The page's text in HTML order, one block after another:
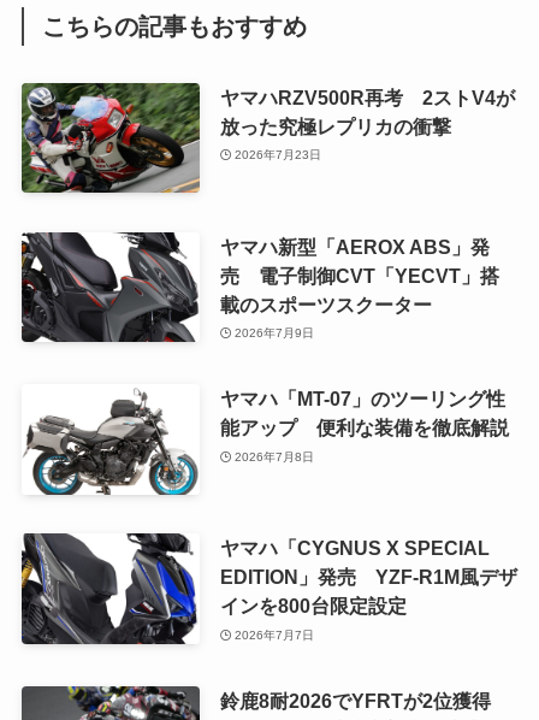
こちらの記事もおすすめ
ヤマハRZV500R再考 2ストV4が
放った究極レプリカの衝撃
2026年7月23日
ヤマハ新型「AEROX ABS」発
売 電子制御CVT「YECVT」搭
載のスポーツスクーター
2026年7月9日
ヤマハ「MT-07」のツーリング性
能アップ 便利な装備を徹底解説
2026年7月8日
ヤマハ「CYGNUS X SPECIAL
EDITION」発売 YZF-R1M風デザ
インを800台限定設定
2026年7月7日
鈴鹿8耐2026でYFRTが2位獲得